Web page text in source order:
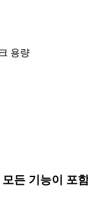
용량
든 기능이 포